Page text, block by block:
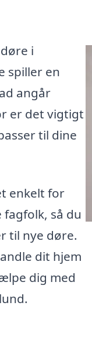
i
spiller en
angår
er det vigtigt
til dine
enkelt for
så du
til nye døre.
dit hjem
dig med